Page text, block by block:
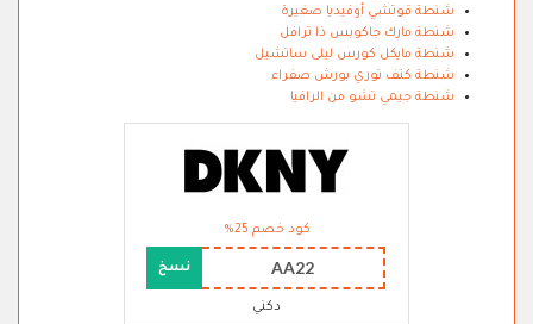
شنطة قوتشي أوفيديا صغيرة
شنطة مارك جاكوبس ذا ترافل
شنطة مايكل كورس ليلى ساتشيل
شنطة كتف توري بورش صفراء
شنطة جيمي تشو من الرافيا
كود خصم 25%
AA22 نسخ
دكني